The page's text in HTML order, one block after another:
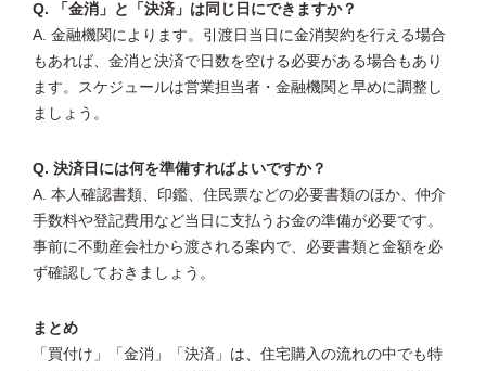
Q. 「金消」と「決済」は同じ日にできますか？
A. 金融機関によります。引渡日当日に金消契約を行える場合
もあれば、金消と決済で日数を空ける必要がある場合もあり
ます。スケジュールは営業担当者・金融機関と早めに調整し
ましょう。
Q. 決済日には何を準備すればよいですか？
A. 本人確認書類、印鑑、住民票などの必要書類のほか、仲介
手数料や登記費用など当日に支払うお金の準備が必要です。
事前に不動産会社から渡される案内で、必要書類と金額を必
ず確認しておきましょう。
まとめ
「買付け」「金消」「決済」は、住宅購入の流れの中でも特